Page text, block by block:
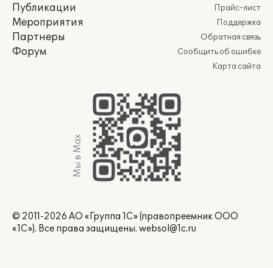
Публикации
Мероприятия
Партнеры
Форум
Прайс-лист
Поддержка
Обратная связь
Сообщить об ошибке
Карта сайта
Мы в Max
© 2011-2026 АО «Группа 1С» (правопреемник ООО
«1С»). Все права защищены. websol@1c.ru